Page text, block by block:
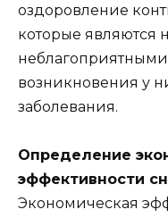
оздоровление
которые являются
возникновения у
заболевания.
Определение
эффективности
Экономическая